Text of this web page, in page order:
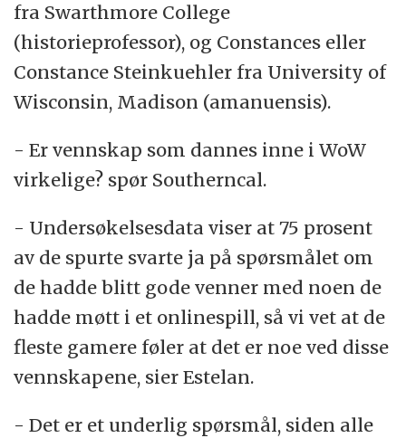
fra Swarthmore College
(historieprofessor), og Constances eller
Constance Steinkuehler fra University of
Wisconsin, Madison (amanuensis).
- Er vennskap som dannes inne i WoW
virkelige? spør Southerncal.
- Undersøkelsesdata viser at 75 prosent
av de spurte svarte ja på spørsmålet om
de hadde blitt gode venner med noen de
hadde møtt i et onlinespill, så vi vet at de
fleste gamere føler at det er noe ved disse
vennskapene, sier Estelan.
- Det er et underlig spørsmål, siden alle